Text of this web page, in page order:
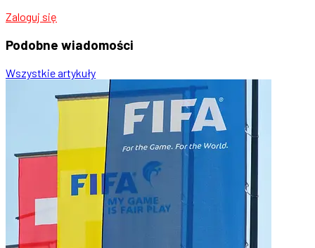
Zaloguj się
Podobne wiadomości
Wszystkie artykuły